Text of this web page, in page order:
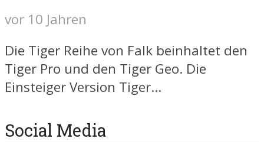
vor 10 Jahren
Die Tiger Reihe von Falk beinhaltet den
Tiger Pro und den Tiger Geo. Die
Einsteiger Version Tiger...
Social Media